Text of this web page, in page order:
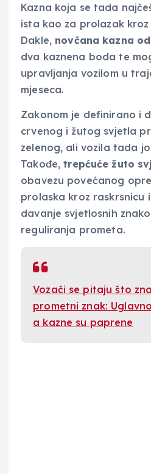
Kazna koja se tada
ista kao za prolazak
Dakle, novčana kazna
dva kaznena boda te
upravljanja vozilom u
mjeseca.
Zakonom je definirano i
crvenog i žutog svjetla
zelenog, ali vozila tada
Takođe,trepćuće žuto
obavezu povećanog
prolaska kroz raskrsnicu
davanje svjetlosnih
reguliranja prometa.
Vozači se pitaju što
prometni znak:
a kazne su paprene